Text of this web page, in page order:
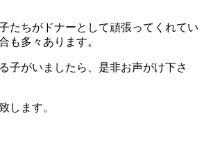
たちがドナーとして頑張ってくれてい
も多々あります。
子がいましたら、是非お声がけ下さ
します。